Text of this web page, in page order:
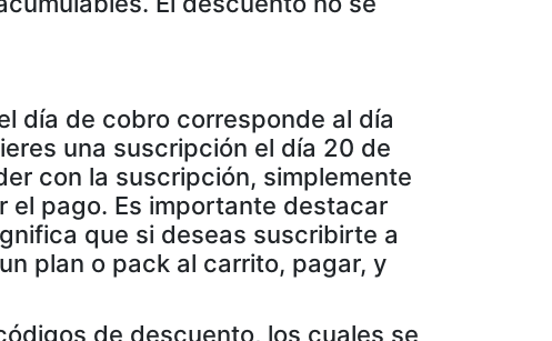
día de cobro corresponde al día
una suscripción el día 20 de
con la suscripción, simplemente
el pago. Es importante destacar
que si deseas suscribirte a
plan o pack al carrito, pagar, y
de descuento, los cuales se